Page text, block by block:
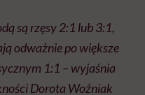
ąsąrzęsy 2:1 lub 3:1,
ąodważnie po większe
1:1 – wyjaśnia
Dorota Woźniak